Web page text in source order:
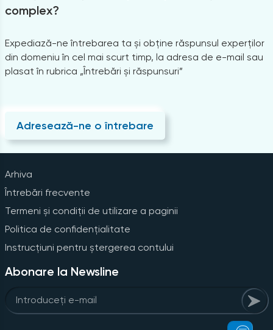
complex?
Expediază-ne întrebarea ta și obține răspunsul experților
din domeniu în cel mai scurt timp, la adresa de e-mail sau
plasat în rubrica „Întrebări și răspunsuri”
Adresează-ne o întrebare
Arhiva
Întrebări frecvente
Termeni și condiții de utilizare a paginii
Politica de confidențialitate
Instrucțiuni pentru ștergerea contului
Abonare la Newsline